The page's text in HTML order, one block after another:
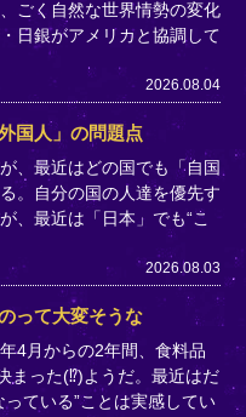
ごく自然な世界情勢の変化
日銀がアメリカと協調して
2026.08.04
国人」の問題点
、最近はどの国でも「自国
。自分の国の人達を優先す
、最近は「日本」でも“こ
2026.08.03
って大変そうな
4月からの2年間、食料品
まった(⁉)ようだ。最近はだ
ている”ことは実感してい